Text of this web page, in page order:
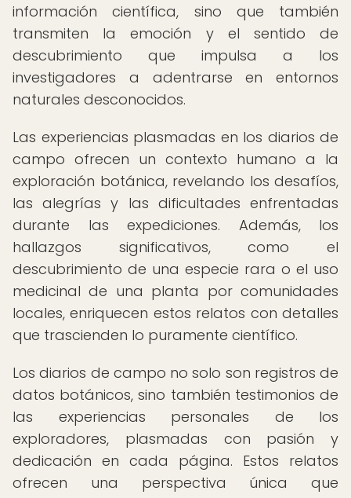
información científica, sino que también
transmiten la emoción y el sentido de
descubrimiento que impulsa a los
investigadores a adentrarse en entornos
naturales desconocidos.
Las experiencias plasmadas en los diarios de
campo ofrecen un contexto humano a la
exploración botánica, revelando los desafíos,
las alegrías y las dificultades enfrentadas
durante las expediciones. Además, los
hallazgos significativos, como el
descubrimiento de una especie rara o el uso
medicinal de una planta por comunidades
locales, enriquecen estos relatos con detalles
que trascienden lo puramente científico.
Los diarios de campo no solo son registros de
datos botánicos, sino también testimonios de
las experiencias personales de los
exploradores, plasmadas con pasión y
dedicación en cada página. Estos relatos
ofrecen una perspectiva única que